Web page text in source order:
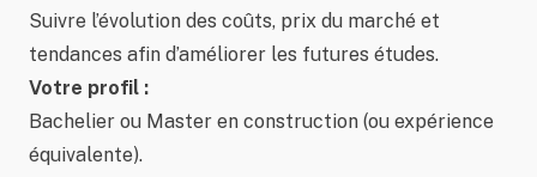
Suivre l’évolution des coûts, prix du marché et
tendances afin d’améliorer les futures études.
Votre profil :
Bachelier ou Master en construction (ou expérience
équivalente).